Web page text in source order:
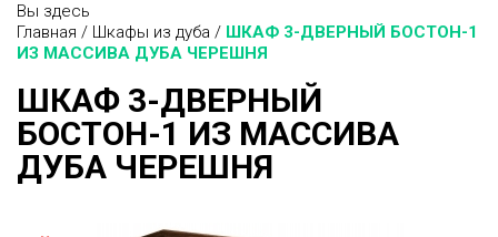
Вы здесь
Главная / Шкафы из дуба / ШКАФ 3-ДВЕРНЫЙ БОСТОН-1
ИЗ МАССИВА ДУБА ЧЕРЕШНЯ
ШКАФ 3-ДВЕРНЫЙ
БОСТОН-1 ИЗ МАССИВА
ДУБА ЧЕРЕШНЯ